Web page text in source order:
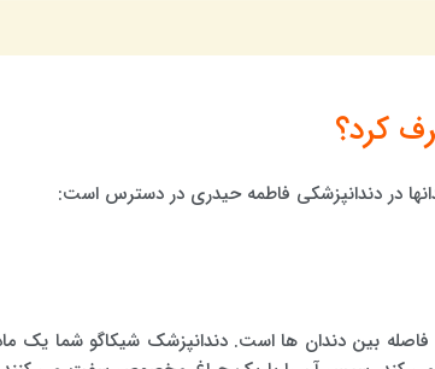
کرد؟
در دندانپزشکی فاطمه حیدری در دسترس است:
فاصله بین دندان ها است. دندانپزشک شیکاگو شما یک